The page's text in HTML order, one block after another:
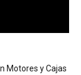
Motores y Cajas